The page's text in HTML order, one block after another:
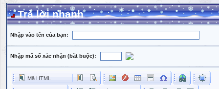
Trả lời nhanh
Nhập vào tên của bạn:
Nhập mã số xác nhận (bắt buộc):
Mã HTML